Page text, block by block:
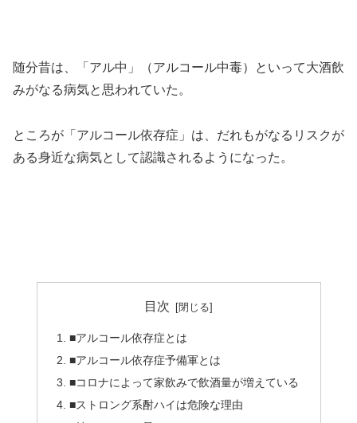
随分昔は、「アル中」（アルコール中毒）といって大酒飲
みがなる病気と思われていた。
ところが「アルコール依存症」は、だれもがなるリスクが
ある身近な病気として認識されるようになった。
目次
■アルコール依存症とは
■アルコール依存症予備軍とは
■コロナによって家飲みで飲酒量が増えている
■ストロング系酎ハイは危険な理由